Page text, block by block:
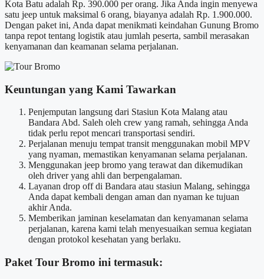
Kota Batu adalah Rp. 390.000 per orang. Jika Anda ingin menyewa
satu jeep untuk maksimal 6 orang, biayanya adalah Rp. 1.900.000.
Dengan paket ini, Anda dapat menikmati keindahan Gunung Bromo
tanpa repot tentang logistik atau jumlah peserta, sambil merasakan
kenyamanan dan keamanan selama perjalanan.
Keuntungan yang Kami Tawarkan
Penjemputan langsung dari Stasiun Kota Malang atau
Bandara Abd. Saleh oleh crew yang ramah, sehingga Anda
tidak perlu repot mencari transportasi sendiri.
Perjalanan menuju tempat transit menggunakan mobil MPV
yang nyaman, memastikan kenyamanan selama perjalanan.
Menggunakan jeep bromo yang terawat dan dikemudikan
oleh driver yang ahli dan berpengalaman.
Layanan drop off di Bandara atau stasiun Malang, sehingga
Anda dapat kembali dengan aman dan nyaman ke tujuan
akhir Anda.
Memberikan jaminan keselamatan dan kenyamanan selama
perjalanan, karena kami telah menyesuaikan semua kegiatan
dengan protokol kesehatan yang berlaku.
Paket Tour Bromo ini termasuk: